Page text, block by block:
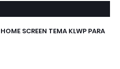
SCREEN TEMA KLWP PARA